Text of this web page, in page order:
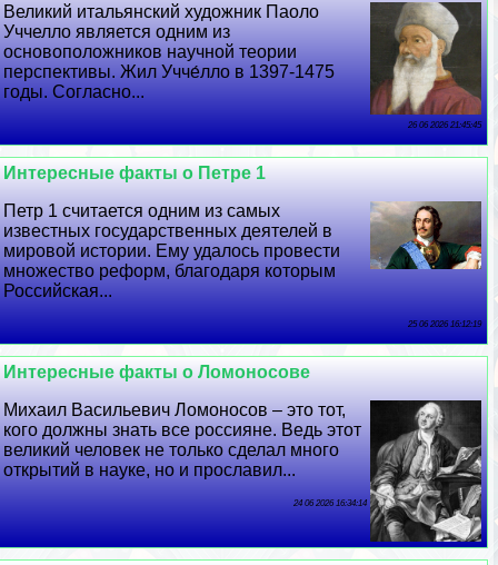
Великий итальянский художник Паоло
Уччелло является одним из
основоположников научной теории
перспективы. Жил Учче́лло в 1397-1475
годы. Согласно...
26 06 2026 21:45:45
Интересные факты о Петре 1
Петр 1 считается одним из самых
известных государственных деятелей в
мировой истории. Ему удалось провести
множество реформ, благодаря которым
Российская...
25 06 2026 16:12:19
Интересные факты о Ломоносове
Михаил Васильевич Ломоносов – это тот,
кого должны знать все россияне. Ведь этот
великий человек не только сделал много
открытий в науке, но и прославил...
24 06 2026 16:34:14